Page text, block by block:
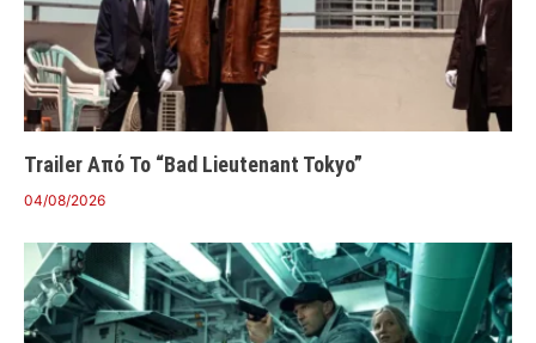
Trailer Από Το “Bad Lieutenant Tokyo”
04/08/2026